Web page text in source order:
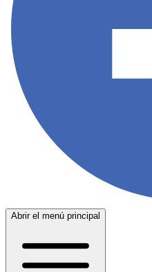
Abrir el menú principal